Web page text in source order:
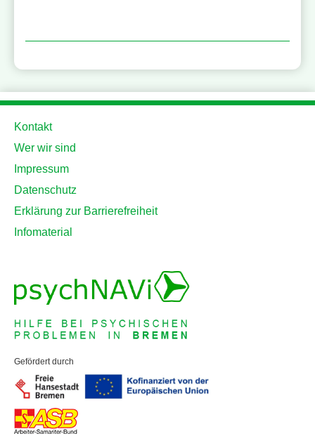
Kontakt
Wer wir sind
Impressum
Datenschutz
Erklärung zur Barrierefreiheit
Infomaterial
Gefördert durch